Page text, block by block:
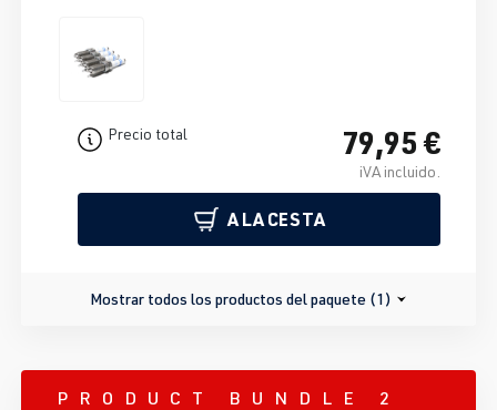
Precio total 79,95 €
iVA incluido.
A LA CESTA
Mostrar todos los productos del paquete (1)
PRODUCT BUNDLE 2